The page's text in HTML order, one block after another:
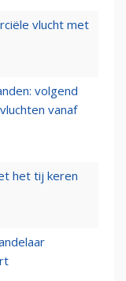
vlucht met
volgend
vanaf
het tij keren